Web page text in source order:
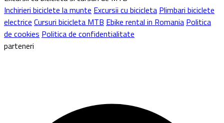
Inchirieri biciclete la munte Excursii cu bicicleta Plimbari biciclete
electrice Cursuri bicicleta MTB Ebike rental in Romania Politica
de cookies Politica de confidentialitate
parteneri